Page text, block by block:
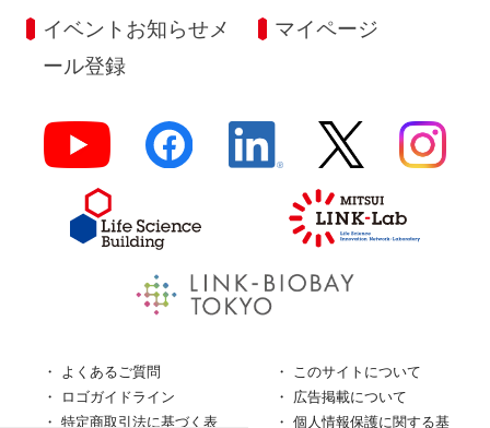
イベントお知らせメ
ール登録
マイページ
よくあるご質問
このサイトについて
ロゴガイドライン
広告掲載について
特定商取引法に基づく表
個人情報保護に関する基